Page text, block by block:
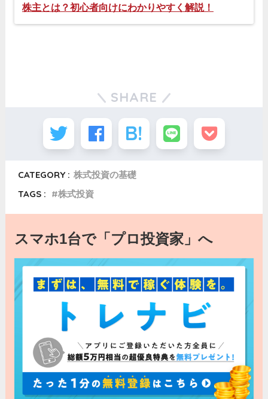
株主とは？初心者向けにわかりやすく解説！
SHARE
CATEGORY : 株式投資の基礎
TAGS :
株式投資
スマホ1台で「プロ投資家」へ